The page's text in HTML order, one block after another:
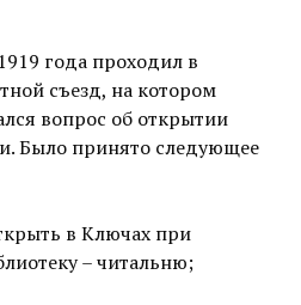
года проходил в
съезд, на котором
вопрос об открытии
Было принято следующее
в Ключах при
– читальню;